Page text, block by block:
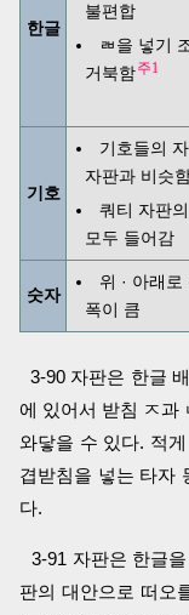
한글
불편합
ㄼ을 넣기
거북함주1
기호
기호들의
자판과 비슷
쿼티 자판
모두 들어감
숫자
위 · 아래로
폭이 큼
3-90 자판은 한글
에 있어서 받침 ㅈ과
와닿을 수 있다. 적
겹받침을 넣는 타자
다.
3-91 자판은 한글
판의 대안으로 떠오